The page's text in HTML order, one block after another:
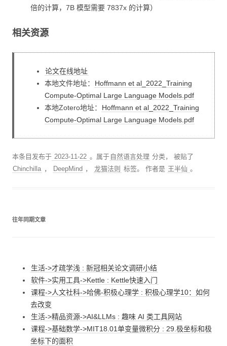
倍的计算，7B 模型需要 7837x 的计算）
相关资源
论文在线地址
本地文件地址：
Hoffmann et al_2022_Training
Compute-Optimal Large Language Models.pdf
本地Zotero地址：
Hoffmann et al_2022_Training
Compute-Optimal Large Language Models.pdf
本条目发布于 2023-11-22 。属于 自然语言处理 分类， 被贴了
Chinchilla ， DeepMind ， 龙猫法则 标签。 作者是 王半仙 。
往年同期文章
生活->才疏学浅 : 新冠相关论文调研小结
软件->实用工具->Kettle : Kettle快速入门
课程->人文社科->哈佛-积极心理学 : 积极心理学10：如何
去改变
生活->精品资源->AI&LLMs : 趣味 AI 类工具网站
课程->基础数学->MIT18.01单变量微积分 : 29.极坐标和极
坐标下的面积